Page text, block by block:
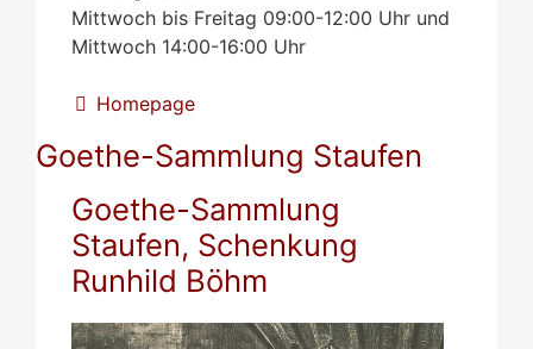
Mittwoch bis Freitag 09:00-12:00 Uhr und
Mittwoch 14:00-16:00 Uhr
Homepage
Goethe-Sammlung Staufen
Goethe-Sammlung
Staufen, Schenkung
Runhild Böhm